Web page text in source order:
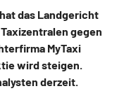
das Landgericht
gegen
MyTaxi
wird steigen.
derzeit.